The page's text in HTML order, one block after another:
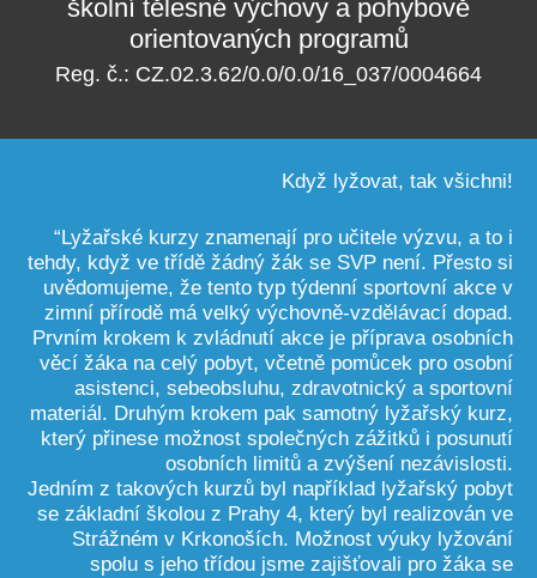
školní tělesné výchovy a pohybově
orientovaných programů
Reg. č.: CZ.02.3.62/0.0/0.0/16_037/0004664
Když lyžovat, tak všichni!
“Lyžařské kurzy znamenají pro učitele výzvu, a to i
tehdy, když ve třídě žádný žák se SVP není. Přesto si
uvědomujeme, že tento typ týdenní sportovní akce v
zimní přírodě má velký výchovně-vzdělávací dopad.
Prvním krokem k zvládnutí akce je příprava osobních
věcí žáka na celý pobyt, včetně pomůcek pro osobní
asistenci, sebeobsluhu, zdravotnický a sportovní
materiál. Druhým krokem pak samotný lyžařský kurz,
který přinese možnost společných zážitků i posunutí
osobních limitů a zvýšení nezávislosti.
Jedním z takových kurzů byl například lyžařský pobyt
se základní školou z Prahy 4, který byl realizován ve
Strážném v Krkonoších. Možnost výuky lyžování
spolu s jeho třídou jsme zajišťovali pro žáka se